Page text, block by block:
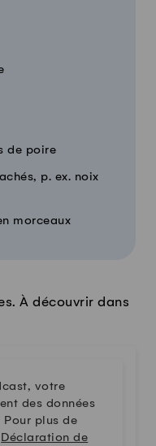
5 portions
de poire
p. ex. noix
morceaux
À découvrir dans
votre
des données
plus de
Déclaration de